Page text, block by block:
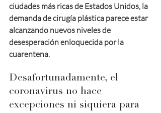
ciudades más ricas de Estados Unidos, la
demanda de cirugía plástica parece estar
alcanzando nuevos niveles de
desesperación enloquecida por la
cuarentena.
Desafortunadamente, el
coronavirus no hace
excepciones ni siquiera para